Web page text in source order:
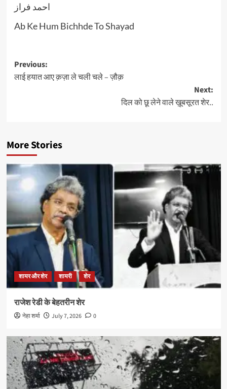
احمد فراز
Ab Ke Hum Bichhde To Shayad
Post
navigation
Previous:
लाई हयात आए क़ज़ा ले चली चले – ज़ौक़
Next:
दिल को छू लेने वाले ख़ूबसूरत शेर..
More Stories
शायर और शेर शायरी शेर
राजेश रेडी के बेहतरीन शेर
नेहा शर्मा July 7, 2026 0